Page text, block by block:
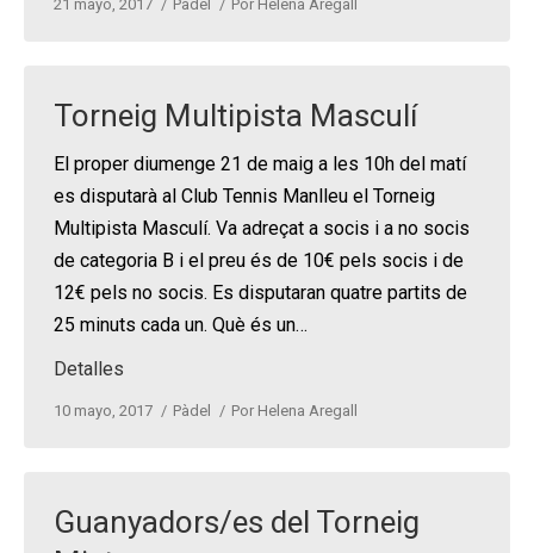
21 mayo, 2017 Pàdel Por Helena Aregall
Torneig Multipista Masculí
El proper diumenge 21 de maig a les 10h del matí
es disputarà al Club Tennis Manlleu el Torneig
Multipista Masculí. Va adreçat a socis i a no socis
de categoria B i el preu és de 10€ pels socis i de
12€ pels no socis. Es disputaran quatre partits de
25 minuts cada un. Què és un…
Detalles
10 mayo, 2017 Pàdel Por Helena Aregall
Guanyadors/es del Torneig